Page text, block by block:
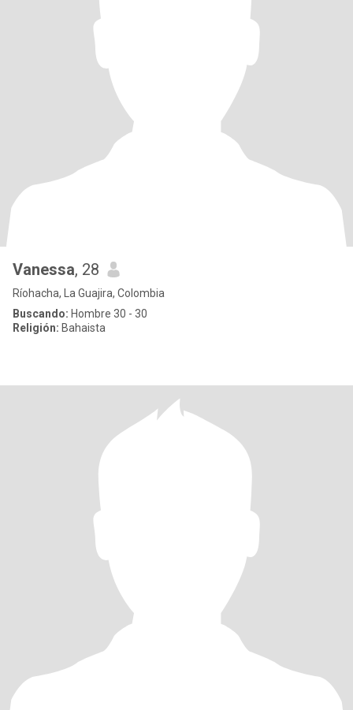
Vanessa, 28
Ríohacha, La Guajira, Colombia
Buscando: Hombre 30 - 30
Religión: Bahaista